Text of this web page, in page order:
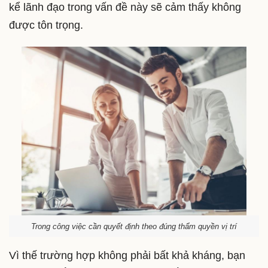
kể lãnh đạo trong vấn đề này sẽ cảm thấy không
được tôn trọng.
Trong công việc cần quyết định theo đúng thẩm quyền vị trí
Vì thế trường hợp không phải bất khả kháng, bạn